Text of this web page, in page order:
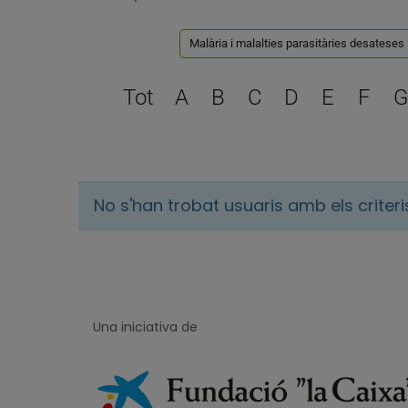
Malària i malalties parasitàries desateses
Tot A B C D E F G
No s'han trobat usuaris amb els
Una iniciativa de